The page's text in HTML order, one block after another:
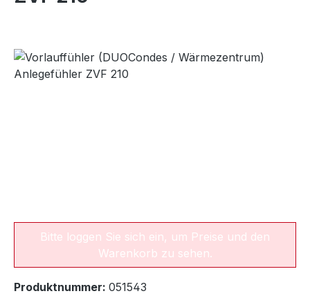
Bildergalerie überspringen
Bitte loggen Sie sich ein, um Preise und den
Warenkorb zu sehen.
Produktnummer: 051543